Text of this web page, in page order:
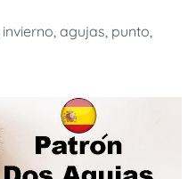
invierno, agujas, punto,